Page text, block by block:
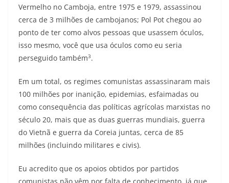
Vermelho no Camboja, entre 1975 e 1979, assassinou
cerca de 3 milhões de cambojanos; Pol Pot chegou ao
ponto de ter como alvos pessoas que usassem óculos,
isso mesmo, você que usa óculos como eu seria
perseguido também3.
Em um total, os regimes comunistas assassinaram mais
100 milhões por inanição, epidemias, esfaimadas ou
como consequência das políticas agrícolas marxistas no
século 20, mais que as duas guerras mundiais, guerra
do Vietnã e guerra da Coreia juntas, cerca de 85
milhões (incluindo militares e civis).
Eu acredito que os apoios obtidos por partidos